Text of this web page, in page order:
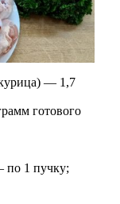
— 1,7
готового
по 1 пучку;